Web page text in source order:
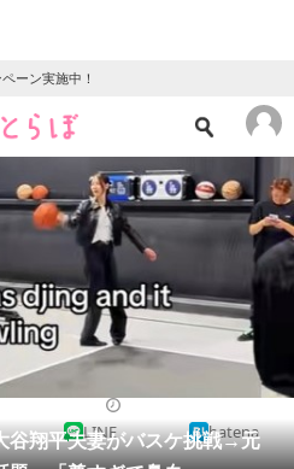
ーン実施中！
ニュース
地域
教育・育児
翔平夫妻がバスケ挑戦→元
LINE hatena